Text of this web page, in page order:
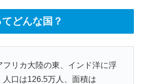
どんな国？
フリカ大陸の東、インド洋に浮
口は126.5万人、面積は